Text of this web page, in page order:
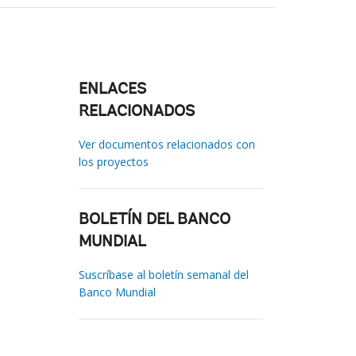
ENLACES
RELACIONADOS
Ver documentos relacionados con
los proyectos
BOLETÍN DEL BANCO
MUNDIAL
Suscríbase al boletín semanal del
Banco Mundial